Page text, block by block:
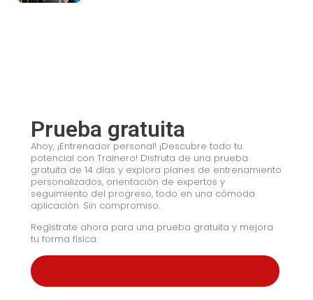
Prueba gratuita
Ahoy, ¡Entrenador personal! ¡Descubre todo tu
potencial con Trainero! Disfruta de una prueba
gratuita de 14 días y explora planes de entrenamiento
personalizados, orientación de expertos y
seguimiento del progreso, todo en una cómoda
aplicación. Sin compromiso.
Regístrate ahora para una prueba gratuita y mejora
tu forma física.